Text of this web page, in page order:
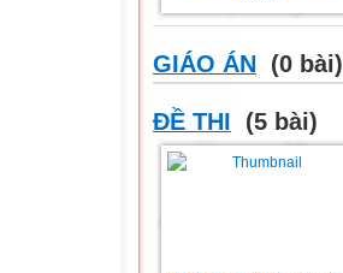
GIÁO ÁN (0 bài)
ĐỀ THI (5 bài)